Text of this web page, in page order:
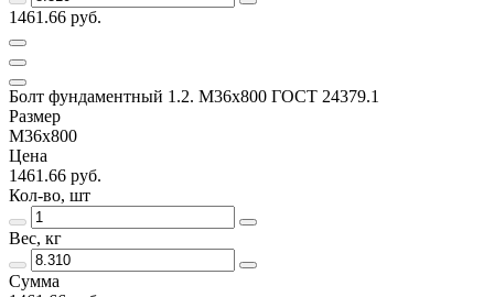
1461.66 руб.
Болт фундаментный 1.2. М36х800 ГОСТ 24379.1
Размер
М36х800
Цена
1461.66 руб.
Кол-во, шт
Вес, кг
Сумма